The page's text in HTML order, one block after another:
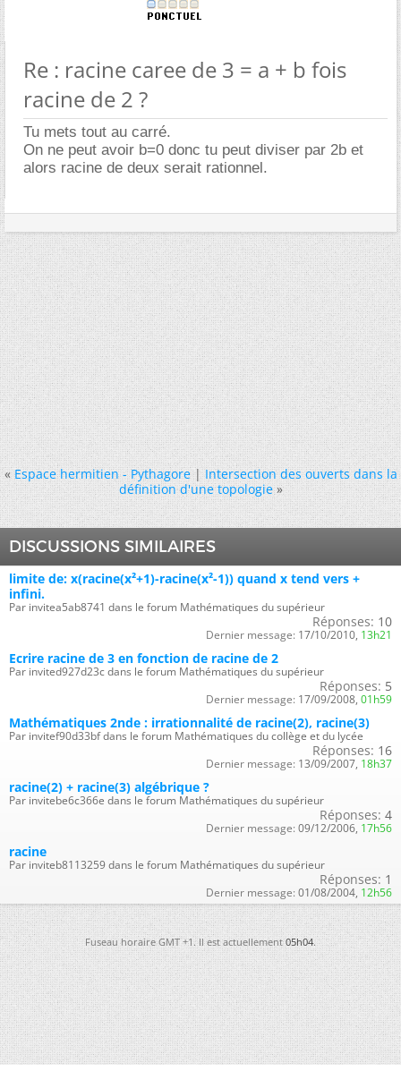
Re : racine caree de 3 = a + b fois
racine de 2 ?
Tu mets tout au carré.
On ne peut avoir b=0 donc tu peut diviser par 2b et
alors racine de deux serait rationnel.
« Espace hermitien - Pythagore|Intersection des ouverts dans la
définition d'une topologie »
DISCUSSIONS SIMILAIRES
limite de: x(racine(x²+1)-racine(x²-1)) quand x tend vers +
infini.
Par invitea5ab8741 dans le forum Mathématiques du supérieur
Réponses: 10
Dernier message: 17/10/2010, 13h21
Ecrire racine de 3 en fonction de racine de 2
Par invited927d23c dans le forum Mathématiques du supérieur
Réponses: 5
Dernier message: 17/09/2008, 01h59
Mathématiques 2nde : irrationnalité de racine(2), racine(3)
Par invitef90d33bf dans le forum Mathématiques du collège et du lycée
Réponses: 16
Dernier message: 13/09/2007, 18h37
racine(2) + racine(3) algébrique ?
Par invitebe6c366e dans le forum Mathématiques du supérieur
Réponses: 4
Dernier message: 09/12/2006, 17h56
racine
Par inviteb8113259 dans le forum Mathématiques du supérieur
Réponses: 1
Dernier message: 01/08/2004, 12h56
Fuseau horaire GMT +1. Il est actuellement05h04.